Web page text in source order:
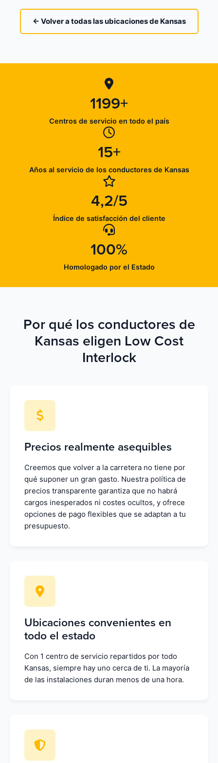
← Volver a todas las ubicaciones de Kansas
1199+
Centros de servicio en todo el país
15+
Años al servicio de los conductores de Kansas
4,2/5
Índice de satisfacción del cliente
100%
Homologado por el Estado
Por qué los conductores de
Kansas eligen Low Cost
Interlock
Precios realmente asequibles
Creemos que volver a la carretera no tiene por
qué suponer un gran gasto. Nuestra política de
precios transparente garantiza que no habrá
cargos inesperados ni costes ocultos, y ofrece
opciones de pago flexibles que se adaptan a tu
presupuesto.
Ubicaciones convenientes en
todo el estado
Con 1 centro de servicio repartidos por todo
Kansas, siempre hay uno cerca de ti. La mayoría
de las instalaciones duran menos de una hora.